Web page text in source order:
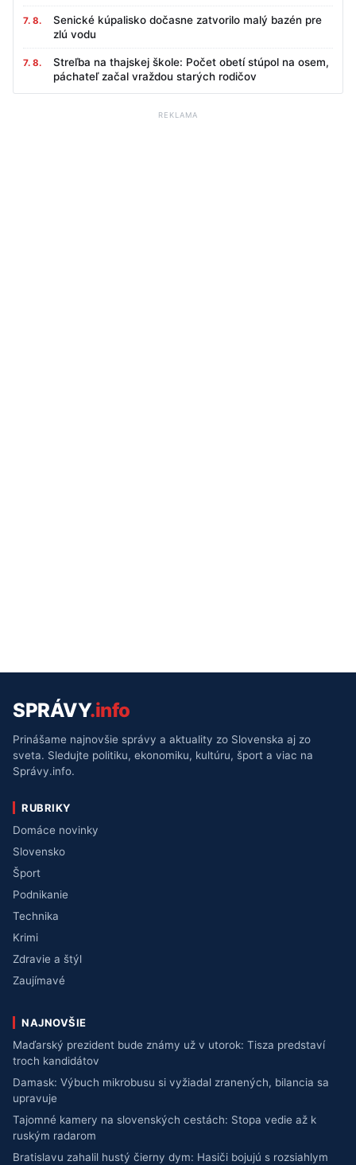
7. 8.
Senické kúpalisko dočasne zatvorilo malý bazén pre
zlú vodu
7. 8.
Streľba na thajskej škole: Počet obetí stúpol na osem,
páchateľ začal vraždou starých rodičov
REKLAMA
SPRÁVY.info
Prinášame najnovšie správy a aktuality zo Slovenska aj zo
sveta. Sledujte politiku, ekonomiku, kultúru, šport a viac na
Správy.info.
RUBRIKY
Domáce novinky
Slovensko
Šport
Podnikanie
Technika
Krimi
Zdravie a štýl
Zaujímavé
NAJNOVŠIE
Maďarský prezident bude známy už v utorok: Tisza predstaví
troch kandidátov
Damask: Výbuch mikrobusu si vyžiadal zranených, bilancia sa
upravuje
Tajomné kamery na slovenských cestách: Stopa vedie až k
ruským radarom
Bratislavu zahalil hustý čierny dym: Hasiči bojujú s rozsiahlym